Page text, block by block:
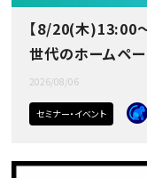
【8/20(木)13:00
世代のホームペー
イトの作り方～
2026/08/06
セミナー・イベント